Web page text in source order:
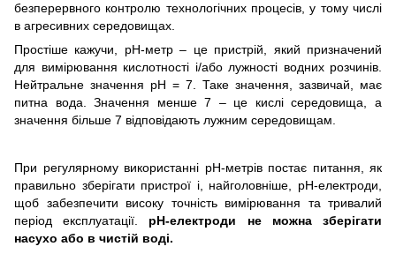
безперервного контролю технологічних процесів, у тому числі
в агресивних середовищах.
Простіше кажучи, рН-метр – це пристрій, який призначений
для вимірювання кислотності і/або лужності водних розчинів.
Нейтральне значення рН = 7. Таке значення, зазвичай, має
питна вода. Значення менше 7 – це кислі середовища, а
значення більше 7 відповідають лужним середовищам.
При регулярному використанні рН-метрів постає питання, як
правильно зберігати пристрої і, найголовніше, pH-електроди,
щоб забезпечити високу точність вимірювання та тривалий
період експлуатації. pH-електроди не можна зберігати
насухо або в чистій воді.